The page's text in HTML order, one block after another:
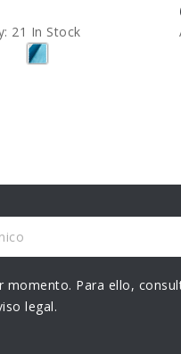
21 In Stock
momento. Para ello,
legal.